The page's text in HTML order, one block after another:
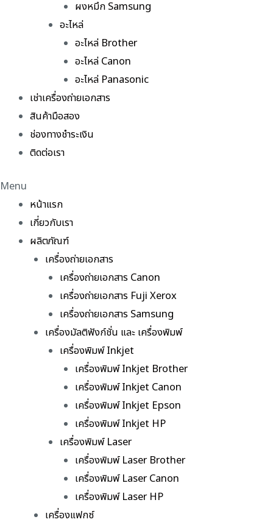
ผงหมึก Samsung
อะไหล่
อะไหล่ Brother
อะไหล่ Canon
อะไหล่ Panasonic
เช่าเครื่องถ่ายเอกสาร
สินค้ามือสอง
ช่องทางชำระเงิน
ติดต่อเรา
Menu
หน้าแรก
เกี่ยวกับเรา
ผลิตภัณฑ์
เครื่องถ่ายเอกสาร
เครื่องถ่ายเอกสาร Canon
เครื่องถ่ายเอกสาร Fuji Xerox
เครื่องถ่ายเอกสาร Samsung
เครื่องมัลติฟังก์ชั่น และ เครื่องพิมพ์
เครื่องพิมพ์ Inkjet
เครื่องพิมพ์ Inkjet Brother
เครื่องพิมพ์ Inkjet Canon
เครื่องพิมพ์ Inkjet Epson
เครื่องพิมพ์ Inkjet HP
เครื่องพิมพ์ Laser
เครื่องพิมพ์ Laser Brother
เครื่องพิมพ์ Laser Canon
เครื่องพิมพ์ Laser HP
เครื่องแฟกซ์